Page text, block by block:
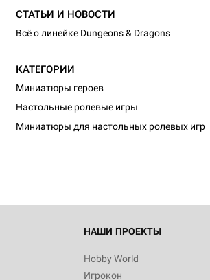
СТАТЬИ И НОВОСТИ
Всё о линейке Dungeons & Dragons
КАТЕГОРИИ
Миниатюры героев
Настольные ролевые игры
Миниатюры для настольных ролевых игр
НАШИ ПРОЕКТЫ
Hobby World
Игрокон